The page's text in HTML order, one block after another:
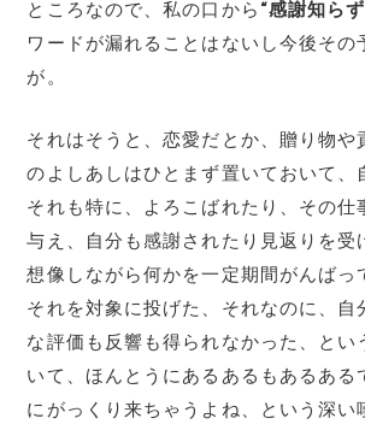
ところなので、私の口から “感謝知ら
ワードが漏れることはないし今後その
が。
それはそうと、恋愛だとか、贈り物や
のよしあしはひとまず置いておいて、
それも特に、よろこばれたり、その仕
与え、自分も感謝されたり見返りを受
想像しながら何かを一定期間がんばっ
それを対象に投げた、それなのに、自
な評価も反響も得られなかった、とい
いて、ほんとうにあるあるもあるある
にがっくり来ちゃうよね、という深い